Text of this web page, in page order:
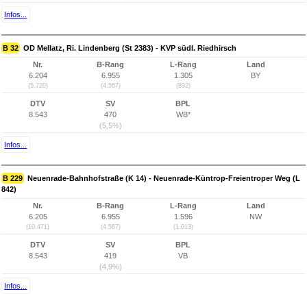
Infos...
B 32 OD Mellatz, Ri. Lindenberg (St 2383) - KVP südl. Riedhirsch
Nr.
6.204
(5.720)
B-Rang
6.955
(4.567)
L-Rang
1.305
(892)
Land
BY
DTV
8.543
SV
470
(5,5%)
BPL
WB*
Infos...
B 229 Neuenrade-Bahnhofstraße (K 14) - Neuenrade-Küntrop-Freientroper Weg (L
842)
Nr.
6.205
(10.471)
B-Rang
6.955
(4.567)
L-Rang
1.596
(1.013)
Land
NW
DTV
8.543
SV
419
(4,9%)
BPL
VB
Infos...